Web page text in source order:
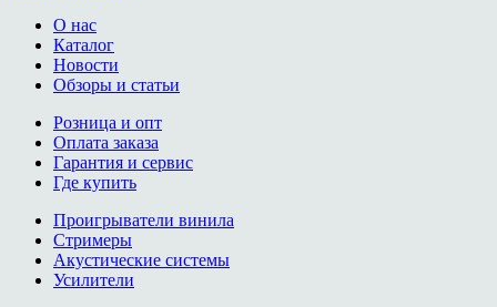
О нас
Каталог
Новости
Обзоры и статьи
Розница и опт
Оплата заказа
Гарантия и сервис
Где купить
Проигрыватели винила
Стримеры
Акустические системы
Усилители